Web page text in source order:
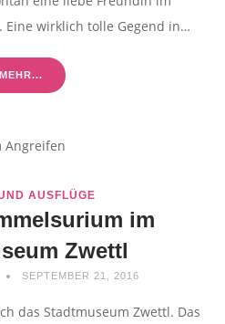
Eine wirklich tolle Gegend in…
MEHR...
AUSFLÜGE
im
Zwettl
SEPTEMBER 21, 2016
das Stadtmuseum Zwettl. Das